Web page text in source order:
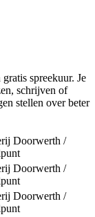
spreekuur. Je
schrijven of
stellen over beter
Doorwerth /
Doorwerth /
Doorwerth /